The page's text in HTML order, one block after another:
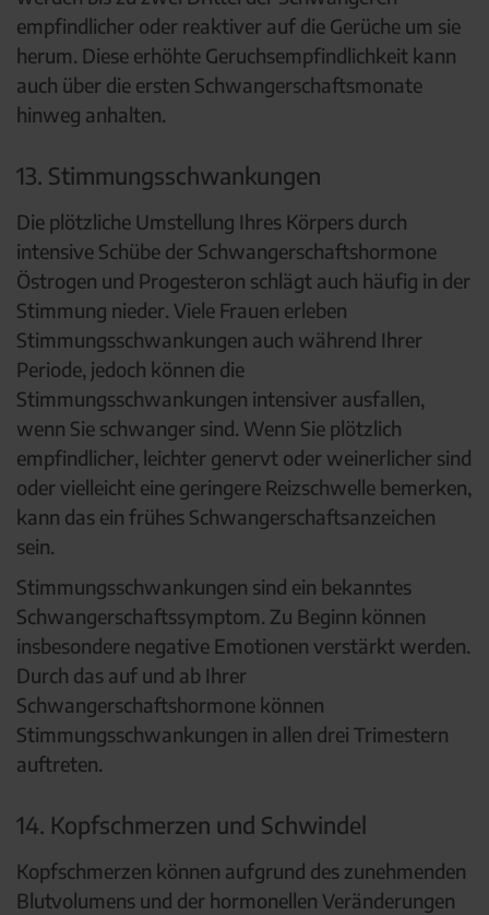
empfindlicher oder reaktiver auf die Gerüche um sie
herum. Diese erhöhte Geruchsempfindlichkeit kann
auch über die ersten Schwangerschaftsmonate
hinweg anhalten.
13. Stimmungsschwankungen
Die plötzliche Umstellung Ihres Körpers durch
intensive Schübe der Schwangerschaftshormone
Östrogen und Progesteron schlägt auch häufig in der
Stimmung nieder. Viele Frauen erleben
Stimmungsschwankungen auch während Ihrer
Periode, jedoch können die
Stimmungsschwankungen intensiver ausfallen,
wenn Sie schwanger sind. Wenn Sie plötzlich
empfindlicher, leichter genervt oder weinerlicher sind
oder vielleicht eine geringere Reizschwelle bemerken,
kann das ein frühes Schwangerschaftsanzeichen
sein.
Stimmungsschwankungen sind ein bekanntes
Schwangerschaftssymptom. Zu Beginn können
insbesondere negative Emotionen verstärkt werden.
Durch das auf und ab Ihrer
Schwangerschaftshormone können
Stimmungsschwankungen in allen drei Trimestern
auftreten.
14. Kopfschmerzen und Schwindel
Kopfschmerzen können aufgrund des zunehmenden
Blutvolumens und der hormonellen Veränderungen